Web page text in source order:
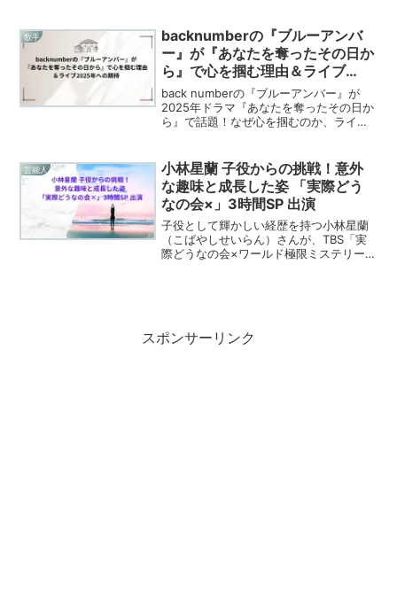
歌手
backnumberの『ブルーアンバ
ー』が『あなたを奪ったその日か
ら』で心を掴む理由＆ライブ
2025年への期待
back numberの『ブルーアンバー』が
2025年ドラマ『あなたを奪ったその日か
ら』で話題！なぜ心を掴むのか、ライブ
芸能人
小林星蘭 子役からの挑戦！意外
な趣味と成長した姿 「実際どう
なの会×」3時間SP 出演
子役として輝かしい経歴を持つ小林星蘭
（こばやしせいらん）さんが、TBS「実
際どうなの会×ワールド極限ミステリー合
スポンサーリンク